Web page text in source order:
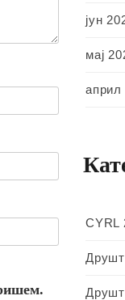
јун
мај
април
CYRL